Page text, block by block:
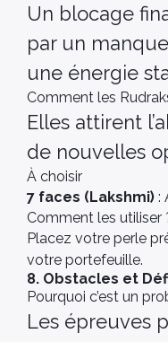
Un blocage
par un
une énergie
Comment les
Elles attirent
de nouvelles
À choisir
7 faces (Lakshmi) :
Comment les utiliser
Placez votre perle
votre portefeuille.
8. Obstacles et
Pourquoi c’est un
Les épreuves